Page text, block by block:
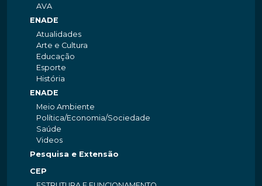
AVA
ENADE
Atualidades
Arte e Cultura
Educação
Esporte
História
ENADE
Meio Ambiente
Política/Economia/Sociedade
Saúde
Videos
Pesquisa e Extensão
CEP